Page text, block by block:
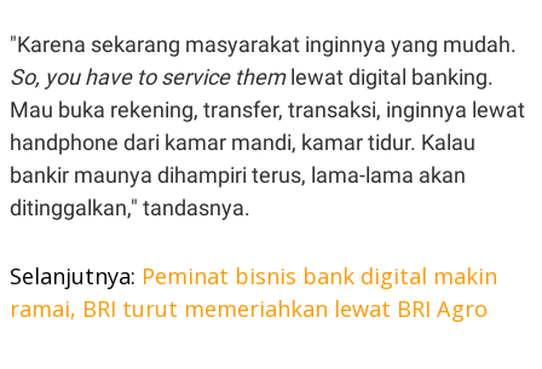
I
KANAL
P
U
S
A
T
I
M
A
S
"Karena sekarang masyarakat inginnya yang mudah.
So, you have to service themlewat digital banking.
Mau buka rekening, transfer, transaksi, inginnya lewat
handphone dari kamar mandi, kamar tidur. Kalau
bankir maunya dihampiri terus, lama-lama akan
ditinggalkan," tandasnya.
Selanjutnya: Peminat bisnis bank digital makin
ramai, BRI turut memeriahkan lewat BRI Agro